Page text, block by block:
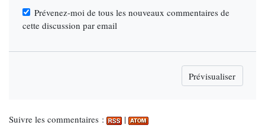
Prévenez-moi de tous les nouveaux commentaires de
cette discussion par email
Suivre les commentaires : |